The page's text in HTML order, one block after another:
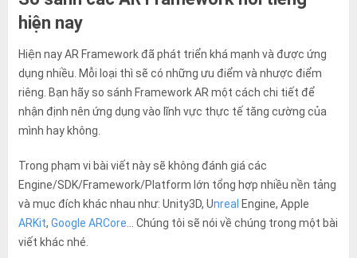
hiện nay
Hiện nay AR Framework đã phát triển khá mạnh và được ứng
dụng nhiều. Mỗi loại thì sẽ có những ưu điểm và nhược điểm
riêng. Bạn hãy so sánh Framework AR một cách chi tiết để
nhận định nên ứng dụng vào lĩnh vực thực tế tăng cường của
mình hay không.
Trong phạm vi bài viết này sẽ không đánh giá các
Engine/SDK/Framework/Platform lớn tổng hợp nhiều nền tảng
và mục đích khác nhau như: Unity3D, Unreal Engine, Apple
ARKit, Google ARCore… Chúng tôi sẽ nói về chúng trong một bài
viết khác nhé.